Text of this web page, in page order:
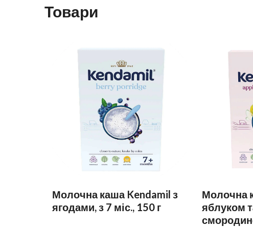
Товари
Молочна каша Kendamil з
ягодами, з 7 міс., 150 г
Молочна
яблуком